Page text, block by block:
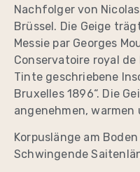
Nachfolger von
Brüssel. Die Geige
Messie par Georges
Conservatoire royal
Tinte geschriebene
Bruxelles 1896“. Die
angenehmen, warmen
Korpuslänge am
Schwingende